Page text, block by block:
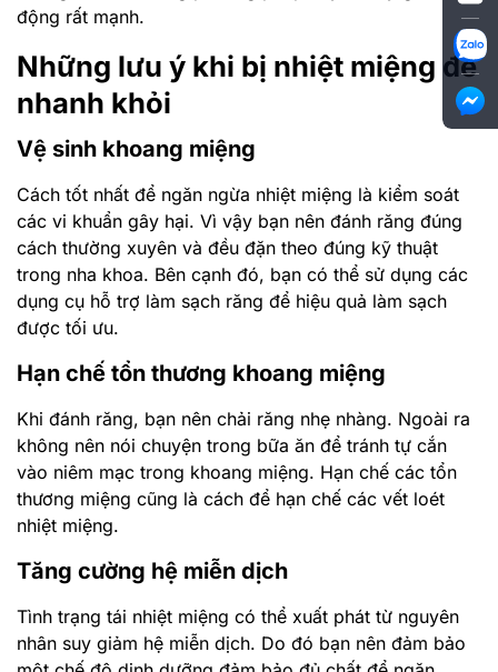
động rất mạnh.
Những lưu ý khi bị nhiệt miệng để
nhanh khỏi
Vệ sinh khoang miệng
Cách tốt nhất để ngăn ngừa nhiệt miệng là kiểm soát
các vi khuẩn gây hại. Vì vậy bạn nên đánh răng đúng
cách thường xuyên và đều đặn theo đúng kỹ thuật
trong nha khoa. Bên cạnh đó, bạn có thể sử dụng các
dụng cụ hỗ trợ làm sạch răng để hiệu quả làm sạch
được tối ưu.
Hạn chế tổn thương khoang miệng
Khi đánh răng, bạn nên chải răng nhẹ nhàng. Ngoài ra
không nên nói chuyện trong bữa ăn để tránh tự cắn
vào niêm mạc trong khoang miệng. Hạn chế các tổn
thương miệng cũng là cách để hạn chế các vết loét
nhiệt miệng.
Tăng cường hệ miễn dịch
Tình trạng tái nhiệt miệng có thể xuất phát từ nguyên
nhân suy giảm hệ miễn dịch. Do đó bạn nên đảm bảo